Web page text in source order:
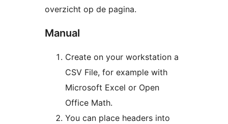
overzicht op de pagina.
Manual
Create on your workstation a
CSV File, for example with
Microsoft Excel or Open
Office Math.
You can place headers into